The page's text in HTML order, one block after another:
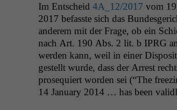
Im Entscheid 4A_12/2017 vom
2017 befasste sich das
anderem mit der Frage, ob ein
nach Art. 190 Abs. 2 lit. b IPRG
wer­den kann, weil in ein­er
gestellt wurde, dass der Arrest
pros­e­quiert wor­den sei (“The
14 Jan­u­ary 2014 … has been